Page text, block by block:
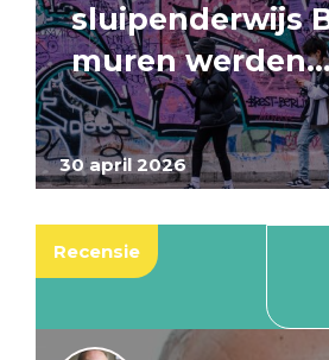
30 april 2026
sluipenderwijs
muren
Recensie